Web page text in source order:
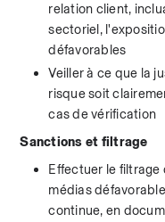
relation client,
sectoriel,
défavorables
Veiller à ce que la
risque soit
cas de vérification
Sanctions et filtrage
Effectuer le filtrage
médias
continue, en